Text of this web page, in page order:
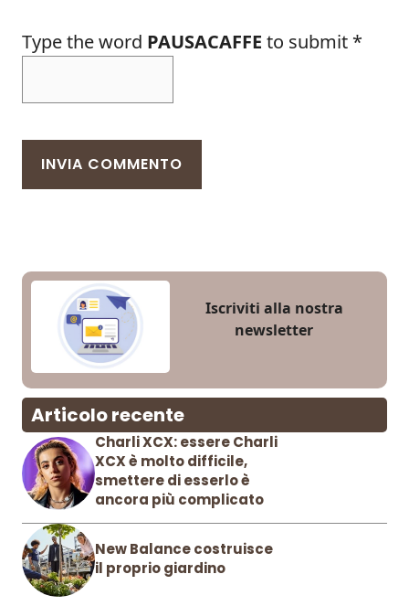
Type the word PAUSACAFFE to submit *
Iscriviti alla nostra
newsletter
Articolo recente
Charli XCX: essere Charli
XCX è molto difficile,
smettere di esserlo è
ancora più complicato
New Balance costruisce
il proprio giardino